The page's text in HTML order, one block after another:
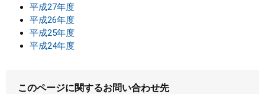
平成27年度
平成26年度
平成25年度
平成24年度
このページに関するお問い合わせ先